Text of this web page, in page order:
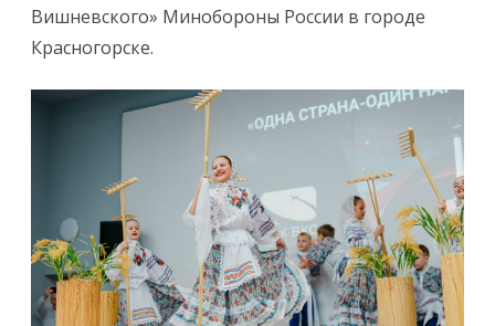
Вишневского» Минобороны России в городе
Красногорске.